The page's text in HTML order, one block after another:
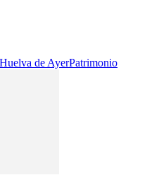
de AyerPatrimonio